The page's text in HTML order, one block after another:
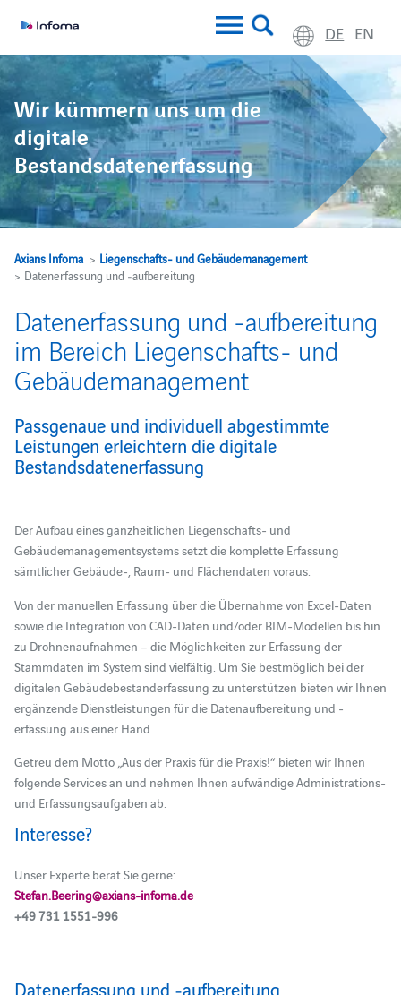
DE EN
Wir kümmern uns um die
digitale
Bestandsdatenerfassung
Axians Infoma> Liegenschafts- und Gebäudemanagement
> Datenerfassung und ‑aufbereitung
Datenerfassung und -aufbereitung
im Bereich Liegenschafts- und
Gebäudemanagement
Passgenaue und individuell abgestimmte
Leistungen erleichtern die digitale
Bestandsdatenerfassung
Der Aufbau eines ganzheitlichen Liegenschafts- und
Gebäudemanagementsystems setzt die komplette Erfassung
sämtlicher Gebäude-, Raum- und Flächendaten voraus.
Von der manuellen Erfassung über die Übernahme von Excel-Daten
sowie die Integration von CAD-Daten und/oder BIM-Modellen bis hin
zu Drohnenaufnahmen – die Möglichkeiten zur Erfassung der
Stammdaten im System sind vielfältig. Um Sie bestmöglich bei der
digitalen Gebäudebestanderfassung zu unterstützen bieten wir Ihnen
ergänzende Dienstleistungen für die Datenaufbereitung und -
erfassung aus einer Hand.
Getreu dem Motto „Aus der Praxis für die Praxis!“ bieten wir Ihnen
folgende Services an und nehmen Ihnen aufwändige Administrations-
und Erfassungsaufgaben ab.
Interesse?
Unser Experte berät Sie gerne:
Stefan.Beering@axians-infoma.de
+49 731 1551-996
Datenerfassung und ‑aufbereitung